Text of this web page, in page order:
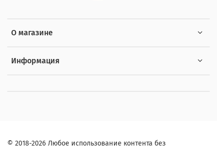
О магазине
Информация
© 2018-2026 Любое использование контента без